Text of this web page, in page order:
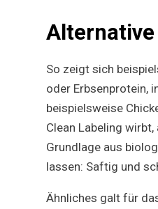
So zeigt sich
oder Erbsenprotein,
beispielsweise
Clean Labeling
Grundlage aus
lassen: Saftig und
Ähnliches galt für